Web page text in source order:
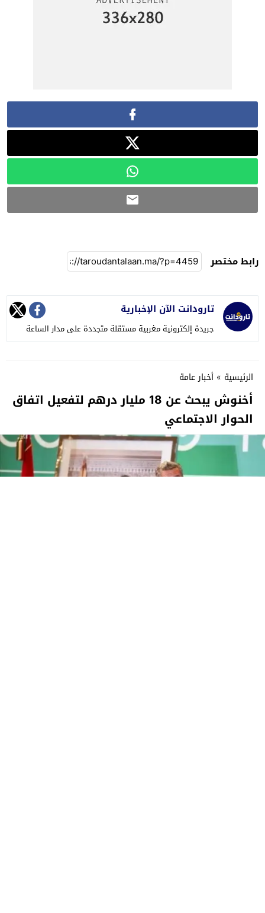
رابط مختصر
تارودانت الآن الإخبارية
جريدة إلكترونية مغربية مستقلة متجددة على مدار الساعة
الرئيسية » أخبار عامة
أخنوش يبحث عن 18 مليار درهم لتفعيل اتفاق
الحوار الاجتماعي